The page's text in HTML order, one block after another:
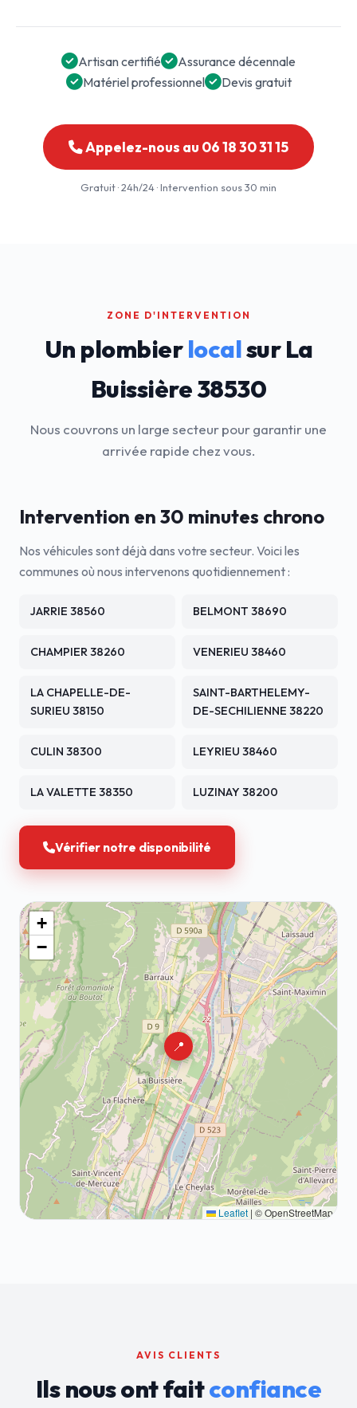
Artisan certifié
Assurance décennale
Matériel professionnel
Devis gratuit
Appelez-nous au 06 18 30 31 15
Gratuit · 24h/24 · Intervention sous 30 min
ZONE D'INTERVENTION
Un plombierlocalsur La
Buissière 38530
Nous couvrons un large secteur pour garantir une
arrivée rapide chez vous.
Intervention en 30 minutes chrono
Nos véhicules sont déjà dans votre secteur. Voici les
communes où nous intervenons quotidiennement :
JARRIE 38560 BELMONT 38690
CHAMPIER 38260 VENERIEU 38460
LA CHAPELLE-DE-
SURIEU 38150
SAINT-BARTHELEMY-
DE-SECHILIENNE 38220
CULIN 38300 LEYRIEU 38460
LA VALETTE 38350 LUZINAY 38200
Vérifier notre disponibilité
📍
+
−
Leaflet | © OpenStreetMap
AVIS CLIENTS
Ils nous ont faitconfiance